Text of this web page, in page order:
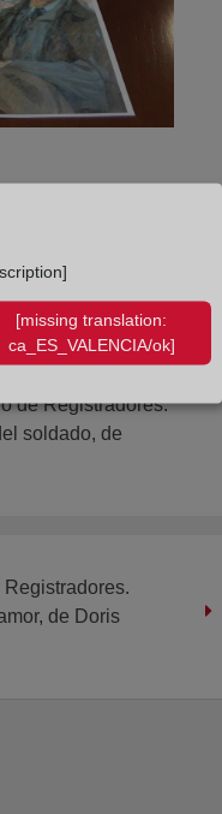
de Registradores.
soldado, de
de Doris
[missing translation:
ca_ES_VALENCIA/ok]